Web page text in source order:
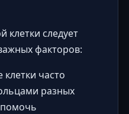
следует
факторов:
часто
разных